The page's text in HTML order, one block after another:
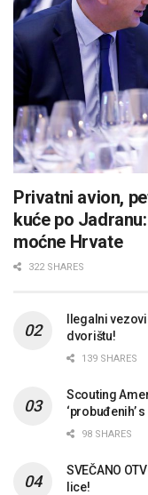
Privatni avion,
kuće po
moćne Hrvate
322 SHARES
Ilegalni
dvorištu!
139 SHARES
Scouting
‘probuđenih’
98 SHARES
SVEČANO
lice!